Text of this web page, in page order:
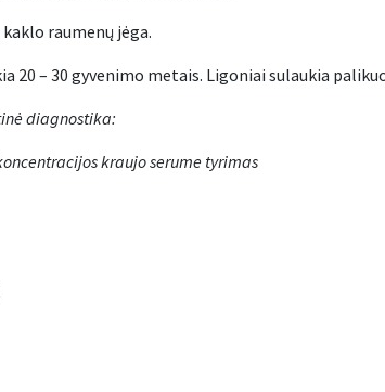
raumenų jėga.
20 – 30 gyvenimo metais. Ligoniai sulaukia
diagnostika:
kraujo serume tyrimas